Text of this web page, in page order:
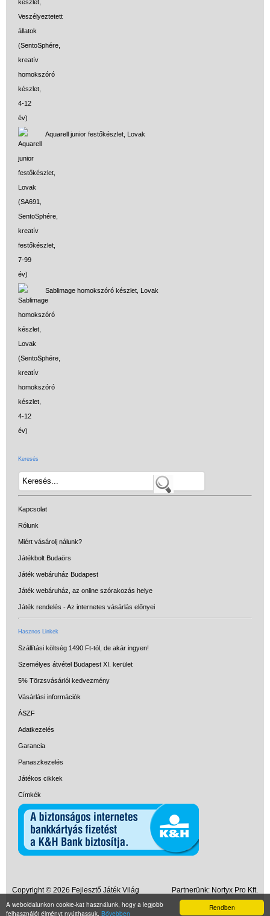
Rendben
A weboldalunkon cookie-kat használunk, hogy a legjobb
felhasználói élményt nyújthassuk. Bővebben
Aquarell junior festőkészlet, Lovak
Sablimage homokszóró készlet, Lovak
Keresés
Kapcsolat
Rólunk
Miért vásárolj nálunk?
Játékbolt Budaörs
Játék webáruház Budapest
Játék webáruház, az online szórakozás helye
Játék rendelés - Az internetes vásárlás előnyei
Hasznos Linkek
Szállítási költség 1490 Ft-tól, de akár ingyen!
Személyes átvétel Budapest XI. kerület
5% Törzsvásárlói kedvezmény
Vásárlási információk
ÁSZF
Adatkezelés
Garancia
Panaszkezelés
Játékos cikkek
Címkék
Copyright © 2026 Fejlesztő Játék Világ Partnerünk: Nortyx Pro Kft.
MayaPhoto